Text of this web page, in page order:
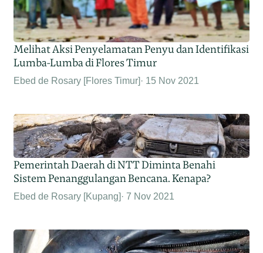
Melihat Aksi Penyelamatan Penyu dan Identifikasi
Lumba-Lumba di Flores Timur
Ebed de Rosary [Flores Timur] 15 Nov 2021
Pemerintah Daerah di NTT Diminta Benahi
Sistem Penanggulangan Bencana. Kenapa?
Ebed de Rosary [Kupang] 7 Nov 2021